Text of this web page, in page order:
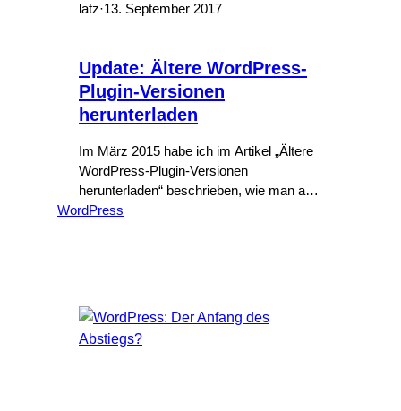
latz·13. September 2017
Update: Ältere WordPress-
Plugin-Versionen
herunterladen
Im März 2015 habe ich im Artikel „Ältere
WordPress-Plugin-Versionen
herunterladen“ beschrieben, wie man auf
vorherige Versionen eines Plugins
WordPress